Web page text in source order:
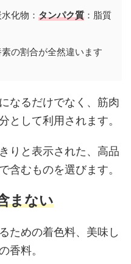
化物： タンパク質：脂質
の割合が全然違います
なるだけでなく、筋肉
として利用されます。
りと表示された、高品
含むものを選びます。
まない
ための着色料、美味し
香料。